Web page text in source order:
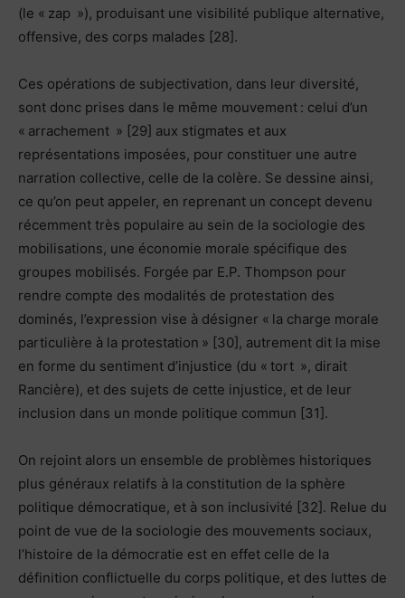
(le « zap »), produisant une visibilité publique alternative,
offensive, des corps malades [28].
Ces opérations de subjectivation, dans leur diversité,
sont donc prises dans le même mouvement : celui d’un
« arrachement » [29] aux stigmates et aux
représentations imposées, pour constituer une autre
narration collective, celle de la colère. Se dessine ainsi,
ce qu’on peut appeler, en reprenant un concept devenu
récemment très populaire au sein de la sociologie des
mobilisations, une économie morale spécifique des
groupes mobilisés. Forgée par E.P. Thompson pour
rendre compte des modalités de protestation des
dominés, l’expression vise à désigner « la charge morale
particulière à la protestation » [30], autrement dit la mise
en forme du sentiment d’injustice (du « tort », dirait
Rancière), et des sujets de cette injustice, et de leur
inclusion dans un monde politique commun [31].
On rejoint alors un ensemble de problèmes historiques
plus généraux relatifs à la constitution de la sphère
politique démocratique, et à son inclusivité [32]. Relue du
point de vue de la sociologie des mouvements sociaux,
l’histoire de la démocratie est en effet celle de la
définition conflictuelle du corps politique, et des luttes de